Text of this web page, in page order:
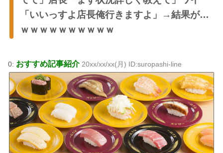
「いいっすよ店長俺行きますよ」→結果が…
ｗｗｗｗｗｗｗｗｗｗ
0: おすすめ記事紹介20xx/xx/xx(月) ID:suropashi-line